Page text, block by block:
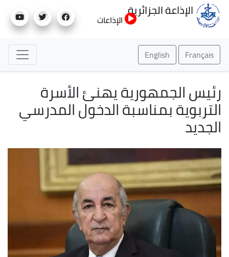
إلى
الإذاعة الجزائرية
الإذاعات
Français
English
رئيس الجمهورية يهنئ الأسرة
التربوية بمناسبة الدخول المدرسي
الجديد